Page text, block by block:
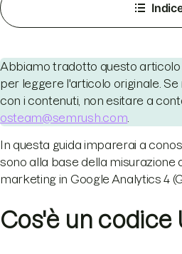
Abbiamo tradotto questo articolo
per leggere l'articolo originale.
con i contenuti, non esitare a
osteam@semrush.com
In questa guida imparerai a
sono alla base della misurazione
marketing in Google Analytics 4
Cos'è un codice